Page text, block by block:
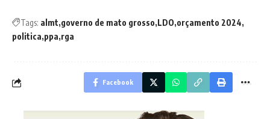
Tags: almt governo de mato grosso LDO orçamento 2024
politica ppa rga
Facebook